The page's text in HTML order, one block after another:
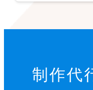
制作代